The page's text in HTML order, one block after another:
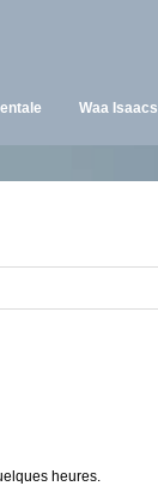
Waa Isaacs
heures.